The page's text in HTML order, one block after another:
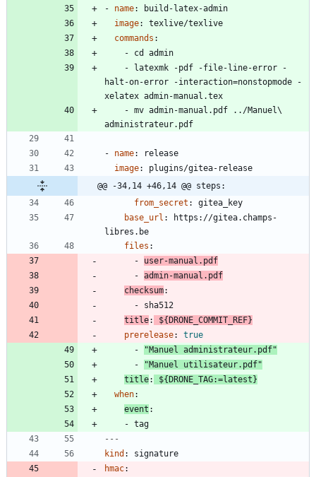
- name:
build-latex-admin
image:
texlive/texlive
commands :
- cd admin
-
latexmk -pdf -file-line-error -
halt-on-error -interaction=nonstopmode -
xelatex admin-manual.tex
- mv admin-manual.pdf ../Manuel\
administrateur.pdf
- name:
release
image:
plugins/gitea-release
@@ -34,14 +46,14 @@ steps:
from_secret :
gitea_key
base_url :
https://gitea.champs-
libres.be
files :
- user-manual.pdf
- admin-manual.pdf
checksum:
- sha512
title:
${DRONE_COMMIT_REF}
prerelease:
true
-
"Manuel administrateur.pdf"
-
"Manuel utilisateur.pdf"
title:
${DRONE_TAG:=latest}
when:
event :
- tag
---
kind :
signature
hmac: